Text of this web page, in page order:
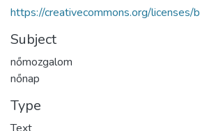
https://creativecommons.org/licenses/
Subject
nőmozgalom
nőnap
Type
Text